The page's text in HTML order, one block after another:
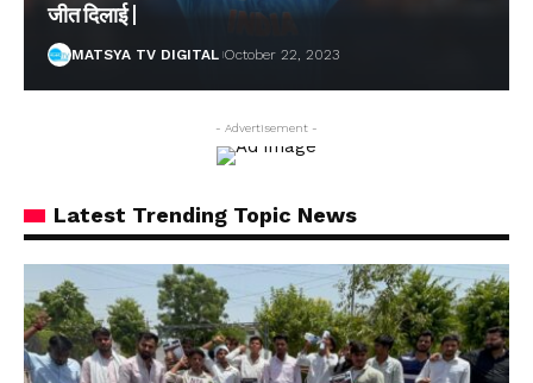
जीत दिलाई |
MATSYA TV DIGITAL October 22, 2023
- Advertisement -
Latest Trending Topic News